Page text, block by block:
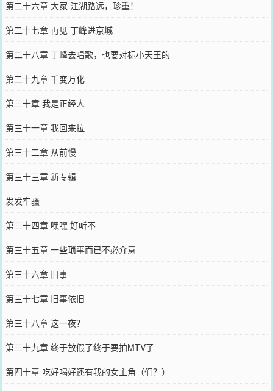
第二十六章 大家 江湖路远，珍重！
第二十七章 再见 丁峰进京城
第二十八章 丁峰去唱歌，也要对标小天王的
第二十九章 千变万化
第三十章 我是正经人
第三十一章 我回来拉
第三十二章 从前慢
第三十三章 新专辑
发发牢骚
第三十四章 嘿嘿 好听不
第三十五章 一些琐事而已不必介意
第三十六章 旧事
第三十七章 旧事依旧
第三十八章 这一夜？
第三十九章 终于放假了终于要拍MTV了
第四十章 吃好喝好还有我的女主角（们？）